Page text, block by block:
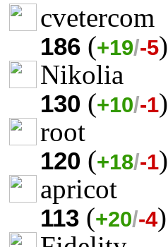
cvetercom
186 (+19/-5)
Nikolia
130 (+10/-1)
root
120 (+18/-1)
apricot
113 (+20/-4)